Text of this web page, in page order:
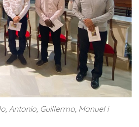
Antonio, Guillermo, Manuel i